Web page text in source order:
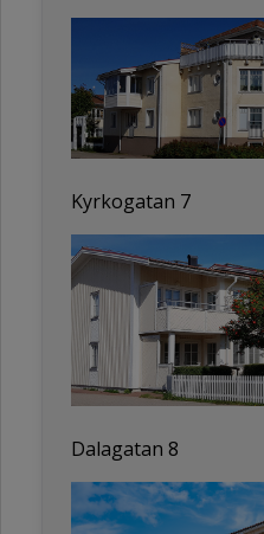
Kyrkogatan 7
Dalagatan 8